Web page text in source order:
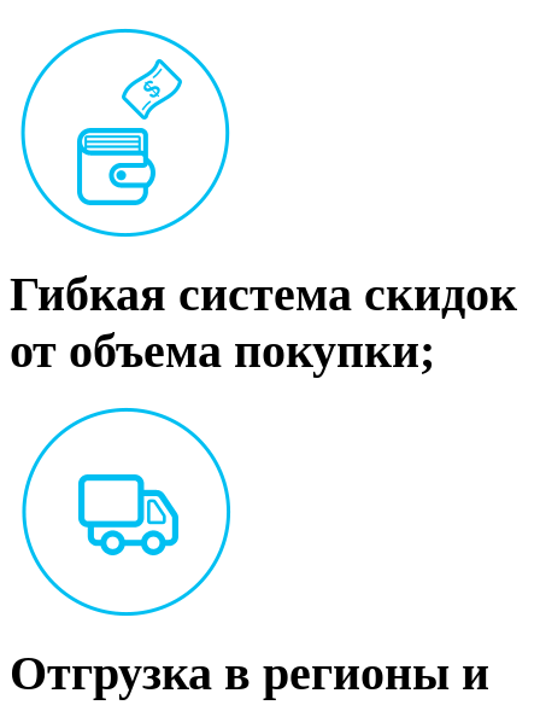
Гибкая система скидок
от объема покупки;
Отгрузка в регионы и